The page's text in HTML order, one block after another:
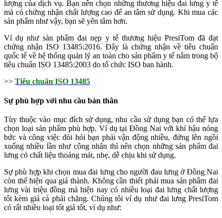
lượng của dịch vụ. Bạn nên chọn những thương hiệu đai lưng y tế
mà có chứng nhận chất lượng cao để an tâm sử dụng. Khi mua các
sản phẩm như vậy, bạn sẽ yên tâm hơn.
Ví dụ như sản phẩm đai nẹp y tế thương hiệu PresiTom đã đạt
chứng nhận ISO 13485:2016. Đây là chứng nhận về tiêu chuẩn
quốc tế về hệ thống quản lý an toàn cho sản phẩm y tế nằm trong bộ
tiêu chuẩn ISO 13485:2003 do tổ chức ISO ban hành.
>> Tiêu chuẩn ISO 13485
Sự phù hợp với nhu cầu bản thân
Tùy thuộc vào mục đích sử dụng, nhu cầu sử dụng bạn có thể lựa
chọn loại sản phẩm phù hợp. Ví dụ tại Đồng Nai với khí hậu nóng
bức và công việc đòi hỏi bạn phải vận động nhiều, đứng lên ngồi
xuống nhiều lần như công nhân thì nên chọn những sản phẩm đai
lưng có chất liệu thoáng mát, nhẹ, dễ chịu khi sử dụng.
Sự phù hợp khi chọn mua đai lưng cho người đau lưng ở Đồng Nai
còn thể hiện qua giá thành. Không cần thiết phải mua sản phẩm đai
lưng vài triệu đồng mà hiện nay có nhiều loại đai lưng chất lượng
tốt kèm giá cả phải chăng. Chúng tôi ví dụ như đai lưng PresiTom
có rất nhiều loại tốt giá tốt, ví dụ như: